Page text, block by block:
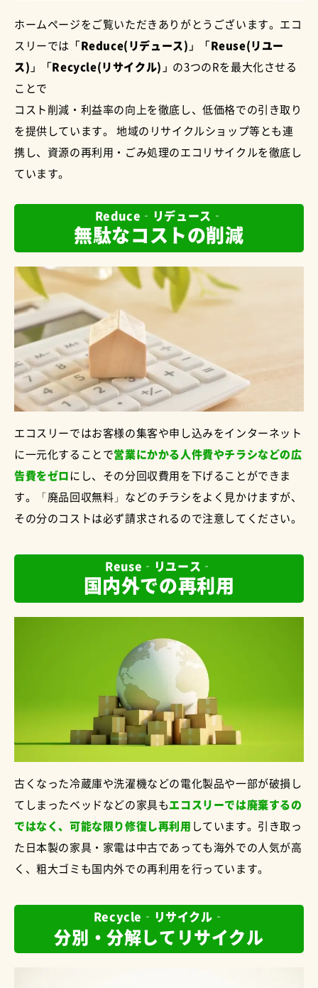
ホームページをご覧いただきありがとうございます。エコ
スリーでは 「Reduce(リデュース)」「Reuse(リユー
ス)」「Recycle(リサイクル)」 の3つのRを最大化させる
ことで
コスト削減・利益率の向上を徹底し、低価格での引き取り
を提供しています。 地域のリサイクルショップ等とも連
携し、資源の再利用・ごみ処理のエコリサイクルを徹底し
ています。
Reduce‐リデュース‐
無駄なコストの削減
エコスリーではお客様の集客や申し込みをインターネット
に一元化することで営業にかかる人件費やチラシなどの広
告費をゼロにし、その分回収費用を下げることができま
す。「廃品回収無料」などのチラシをよく見かけますが、
その分のコストは必ず請求されるので注意してください。
Reuse‐リユース‐
国内外での再利用
古くなった冷蔵庫や洗濯機などの電化製品や一部が破損し
てしまったベッドなどの家具もエコスリーでは廃棄するの
ではなく、可能な限り修復し再利用 しています。引き取っ
た日本製の家具・家電は中古であっても海外での人気が高
く、粗大ゴミも国内外での再利用を行っています。
Recycle‐リサイクル‐
分別・分解してリサイクル